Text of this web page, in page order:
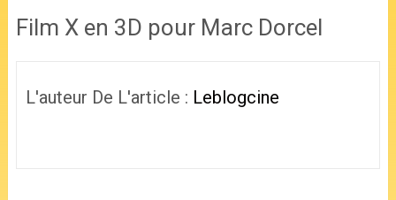
Film X en 3D pour Marc Dorcel
L'auteur De L'article : Leblogcine